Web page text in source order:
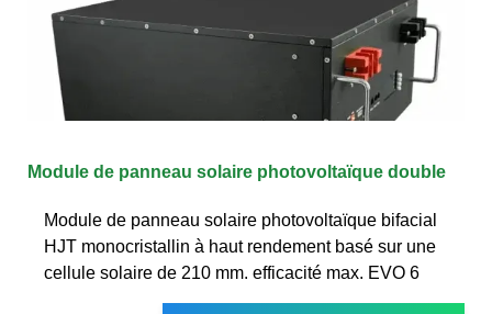
Module de panneau solaire photovoltaïque double
Module de panneau solaire photovoltaïque bifacial
HJT monocristallin à haut rendement basé sur une
cellule solaire de 210 mm. efficacité max. EVO 6